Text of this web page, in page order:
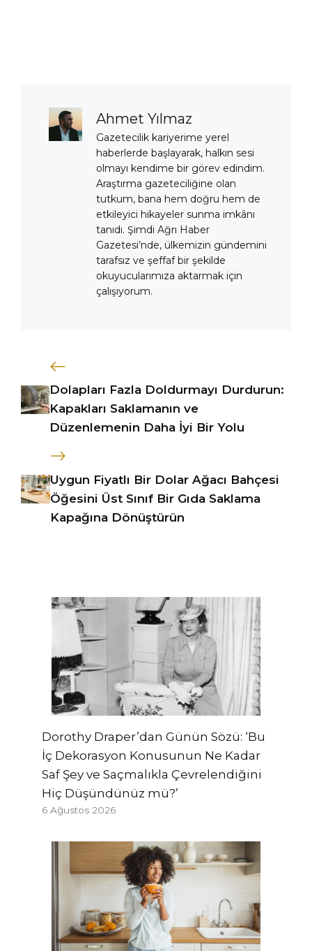
Ahmet Yılmaz
Gazetecilik kariyerime yerel
haberlerde başlayarak, halkın sesi
olmayı kendime bir görev edindim.
Araştırma gazeteciliğine olan
tutkum, bana hem doğru hem de
etkileyici hikayeler sunma imkânı
tanıdı. Şimdi Ağrı Haber
Gazetesi’nde, ülkemizin gündemini
tarafsız ve şeffaf bir şekilde
okuyucularımıza aktarmak için
çalışıyorum.
Dolapları Fazla Doldurmayı Durdurun:
Kapakları Saklamanın ve
Düzenlemenin Daha İyi Bir Yolu
Uygun Fiyatlı Bir Dolar Ağacı Bahçesi
Öğesini Üst Sınıf Bir Gıda Saklama
Kapağına Dönüştürün
Dorothy Draper’dan Günün Sözü: ‘Bu
İç Dekorasyon Konusunun Ne Kadar
Saf Şey ve Saçmalıkla Çevrelendiğini
Hiç Düşündünüz mü?’
6 Ağustos 2026